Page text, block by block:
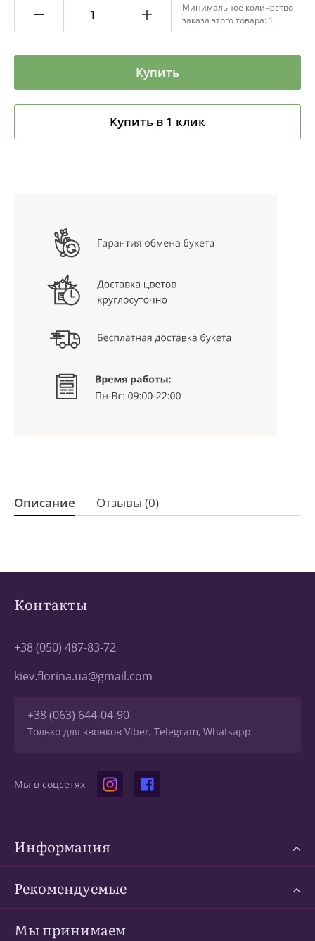
Минимальное количество
заказа этого товара: 1
Купить
Купить в 1 клик
Описание Отзывы (0)
Контакты
+38 (050) 487-83-72
kiev.florina.ua@gmail.com
+38 (063) 644-04-90
Только для звонков Viber, Telegram, Whatsapp
Мы в соцсетях
Информация
Рекомендуемые
Мы принимаем